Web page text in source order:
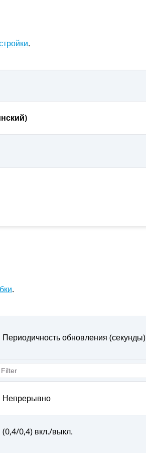
.
.
Периодичность обновления (секунды)
Непрерывно
(0,4/0,4) вкл./выкл.